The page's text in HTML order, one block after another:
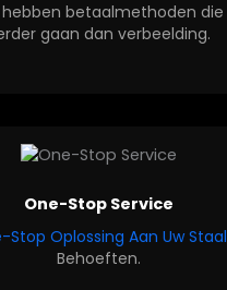
hebben betaalmethoden die
gaan dan verbeelding.
One-Stop Service
Stop Oplossing Aan Uw Staal
Behoeften.